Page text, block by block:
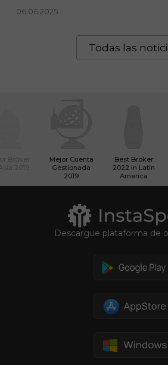
06.06.2025
Todas las
Mejor Cuenta
Gestionada
2019
Best Broker
2022 in Latin
America
Descargue plataforma de